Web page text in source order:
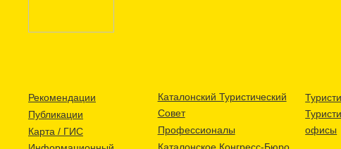
Рекомендации
Публикации
Карта / ГИС
Каталонский Туристический
Совет
Профессионалы
офисы